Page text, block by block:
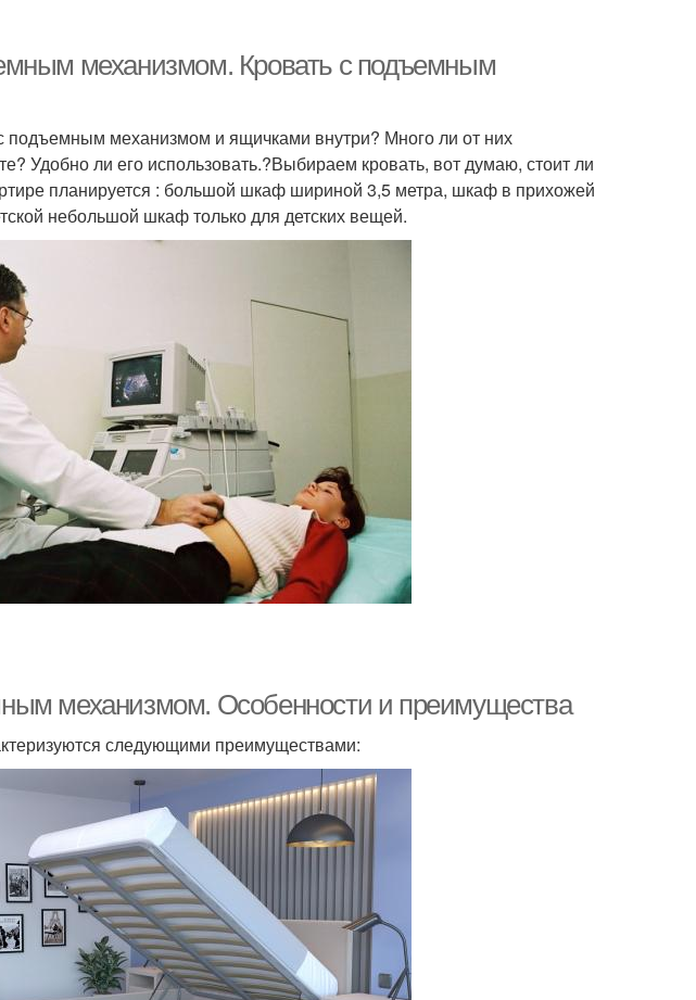
механизмом. Кровать с подъемным
подъемным механизмом и ящичками внутри? Много ли от них
Удобно ли его использовать.?Выбираем кровать, вот думаю, стоит ли
планируется : большой шкаф шириной 3,5 метра, шкаф в прихожей
небольшой шкаф только для детских вещей.
механизмом. Особенности и преимущества
следующими преимуществами: